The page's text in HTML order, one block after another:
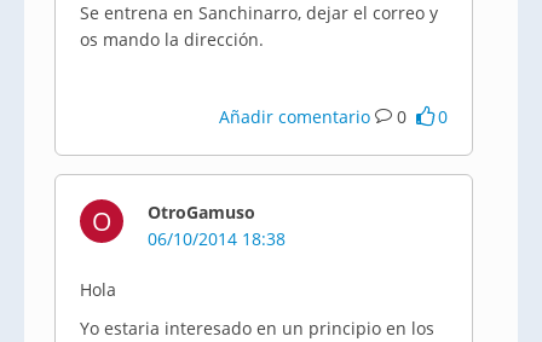
Se entrena en Sanchinarro, dejar el correo y
os mando la dirección.
Añadir comentario 0 0
O
OtroGamuso
06/10/2014 18:38
Hola
Yo estaria interesado en un principio en los